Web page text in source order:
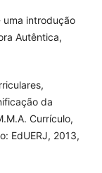
uma introdução
Autêntica,
da
Currículo,
EdUERJ, 2013,